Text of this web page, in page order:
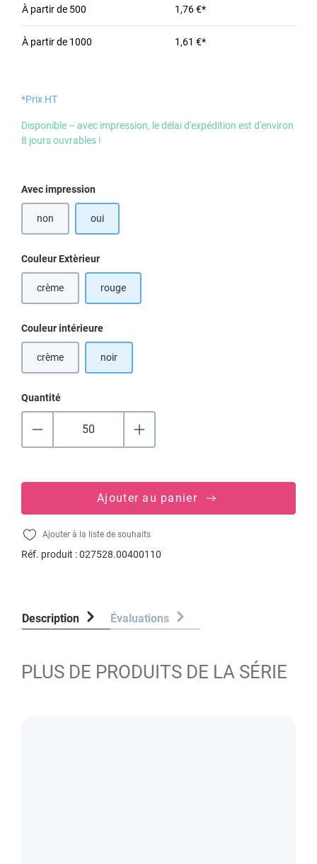
À partir de 500 1,76 €*
À partir de 1000 1,61 €*
*Prix HT
Disponible – avec impression, le délai d'expédition est d'environ
8 jours ouvrables !
Sélectionnez
Avec impression
non oui
Sélectionnez
Couleur Extèrieur
crème(Cette option n'est pas disponible pour le moment.)
rouge
Sélectionnez
Couleur intérieure
crème(Cette option n'est pas disponible pour le moment.)
noir
Quantité
Ajouter au panier
Ajouter à la liste de souhaits
Réf. produit :027528.00400110
Description Évaluations
PLUS DE PRODUITS DE LA SÉRIE